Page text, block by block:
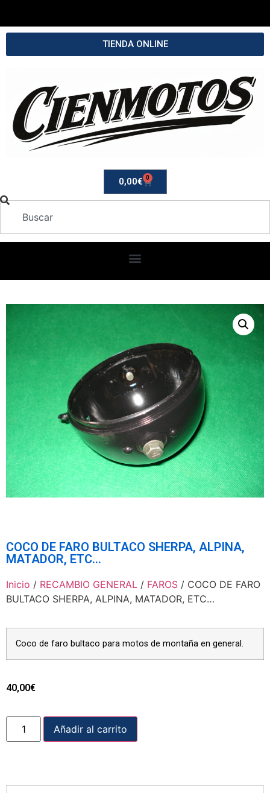
TIENDA ONLINE
0,00€ 0
COCO DE FARO BULTACO SHERPA, ALPINA,
MATADOR, ETC…
Inicio / RECAMBIO GENERAL / FAROS / COCO DE FARO
BULTACO SHERPA, ALPINA, MATADOR, ETC…
Coco de faro bultaco para motos de montaña en general.
40,00€
Añadir al carrito